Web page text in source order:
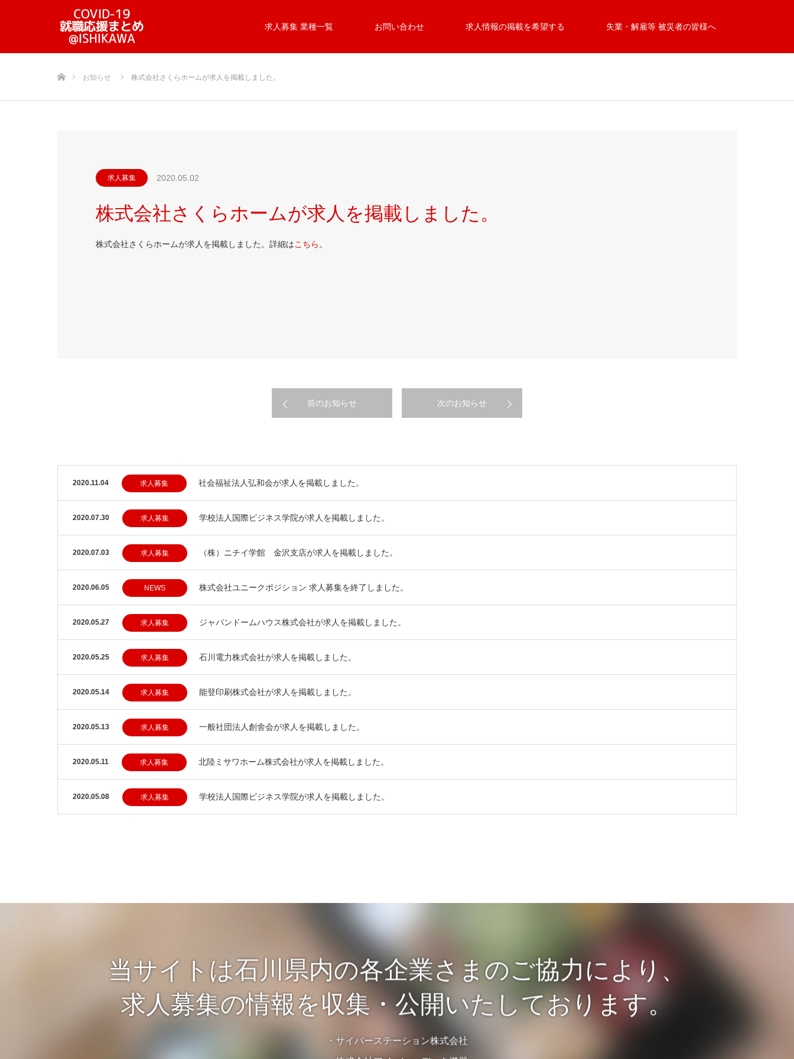
求人募集 業種一覧 お問い合わせ 求人情報の掲載を希望する 失業・解雇等 被災者の皆様へ
お知らせ 株式会社さくらホームが求人を掲載しました。
求人募集 2020.05.02
株式会社さくらホームが求人を掲載しました。
株式会社さくらホームが求人を掲載しました。詳細はこちら 。
前のお知らせ 次のお知らせ
2020.11.04 求人募集 社会福祉法人弘和会が求人を掲載しました。
2020.07.30 求人募集 学校法人国際ビジネス学院が求人を掲載しました。
2020.07.03 求人募集 （株）ニチイ学館 金沢支店が求人を掲載しました。
2020.06.05 NEWS 株式会社ユニークポジション 求人募集を終了しました。
2020.05.27 求人募集 ジャパンドームハウス株式会社が求人を掲載しました。
2020.05.25 求人募集 石川電力株式会社が求人を掲載しました。
2020.05.14 求人募集 能登印刷株式会社が求人を掲載しました。
2020.05.13 求人募集 一般社団法人創舍会が求人を掲載しました。
2020.05.11 求人募集 北陸ミサワホーム株式会社が求人を掲載しました。
2020.05.08 求人募集 学校法人国際ビジネス学院が求人を掲載しました。
当サイトは石川県内の各企業さまのご協力により、
求人募集の情報を収集・公開いたしております。
・サイバーステーション株式会社